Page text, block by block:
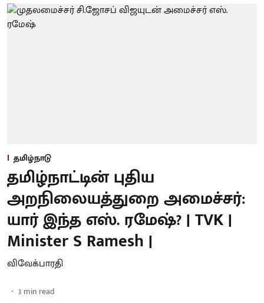
தமிழ்நாடு
தமிழ்நாட்டின் புதிய
அறநிலையத்துறை அமைச்சர்:
யார் இந்த எஸ். ரமேஷ்? | TVK |
Minister S Ramesh |
விவேக்பாரதி
3 min read